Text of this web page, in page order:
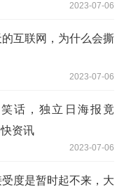
2023-07-06
互联网，为什么会撕
2023-07-06
话，独立日海报竟
资讯
2023-07-06
度是暂时起不来，大